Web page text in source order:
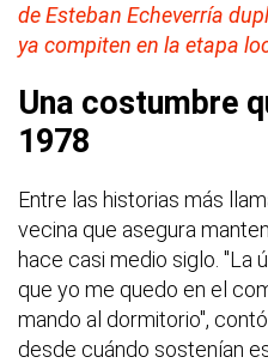
de Esteban Echeverría
ya compiten en la etapa
Una costumbre
1978
Entre las historias más
vecina que asegura
hace casi medio siglo. "La
que yo me quedo en el
mando al dormitorio",
desde cuándo sostenían